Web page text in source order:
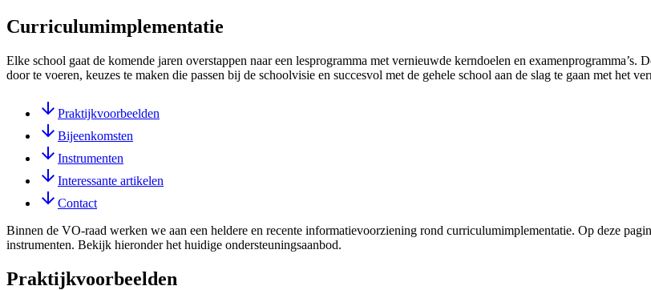
Curriculumimplementatie
Elke school gaat de komende jaren overstappen naar een lesprogramma met vernieuwde kerndoelen en
door te voeren, keuzes te maken die passen bij de schoolvisie en succesvol met de gehele school aan de slag te gaan met het
Praktijkvoorbeelden
Bijeenkomsten
Instrumenten
Interessante artikelen
Contact
Binnen de VO-raad werken we aan een heldere en recente informatievoorziening rond curriculumimplementatie. Op deze
instrumenten. Bekijk hieronder het huidige ondersteuningsaanbod.
Praktijkvoorbeelden